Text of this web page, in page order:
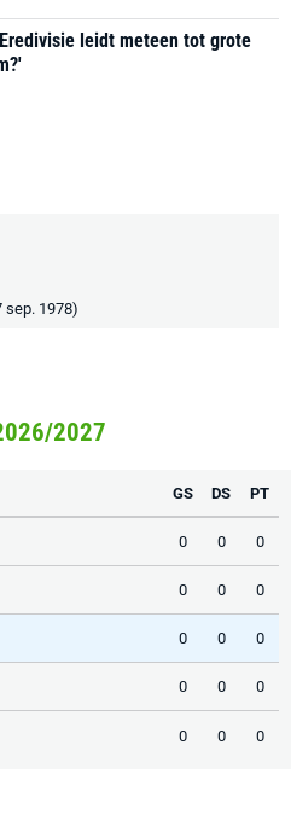
leidt meteen tot grote
sep. 1978)
2027
GS DS PT
0 0 0
0 0 0
0 0 0
0 0 0
0 0 0